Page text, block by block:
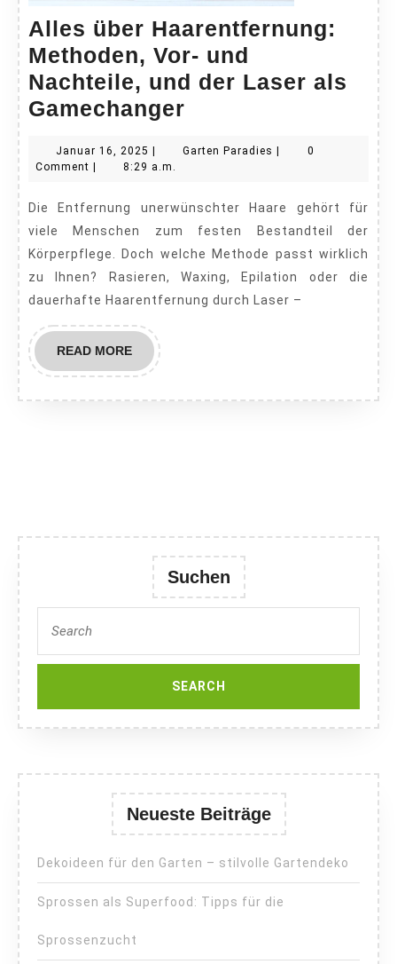
Alles über Haarentfernung:
Methoden, Vor- und
Nachteile, und der Laser als
Gamechanger
Haarentfernung:
Vor-
und
Nachteile,
und
Gamechanger
Januar 16, 2025 Januar
16,
Garten Paradies Garten0
Comment
8:29 a.m.
Die Entfernung unerwünschter Haare gehört für
viele Menschen zum festen Bestandteil der
Körperpflege. Doch welche Methode passt wirklich
zu Ihnen? Rasieren, Waxing, Epilation oder die
dauerhafte Haarentfernung durch Laser –
READ MOREREAD
MORE
Suchen
for:
Neueste Beiträge
Dekoideen für den Garten – stilvolle Gartendeko
Sprossen als Superfood: Tipps für die
Sprossenzucht